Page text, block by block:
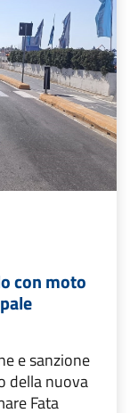
con moto
e sanzione
della nuova
Fata